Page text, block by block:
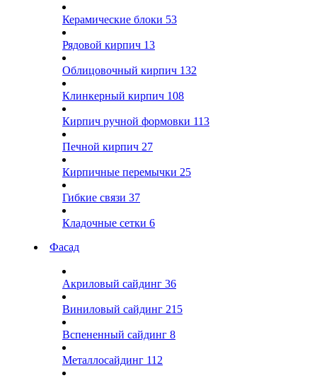
Керамические блоки 53
Рядовой кирпич 13
Облицовочный кирпич 132
Клинкерный кирпич 108
Кирпич ручной формовки 113
Печной кирпич 27
Кирпичные перемычки 25
Гибкие связи 37
Кладочные сетки 6
Фасад
Акриловый сайдинг 36
Виниловый сайдинг 215
Вспененный сайдинг 8
Металлосайдинг 112